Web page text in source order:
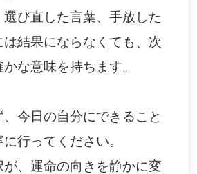
び直した言葉、手放した
結果にならなくても、次
な意味を持ちます。
今日の自分にできること
行ってください。
が、運命の向きを静かに変